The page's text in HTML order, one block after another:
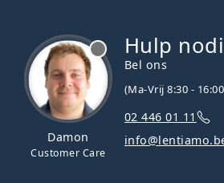
Damon
Customer Care
Hulp
Bel ons
(Ma-Vrij 8:30 -
02 446 01 11